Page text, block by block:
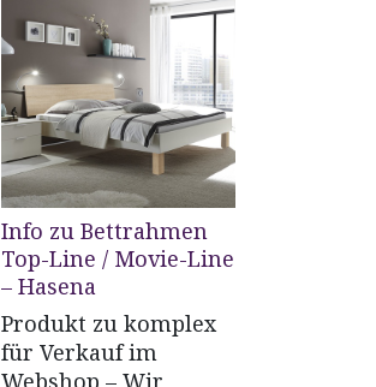
Info zu Bettrahmen
Top-Line / Movie-Line
– Hasena
Produkt zu komplex
für Verkauf im
Webshop – Wir